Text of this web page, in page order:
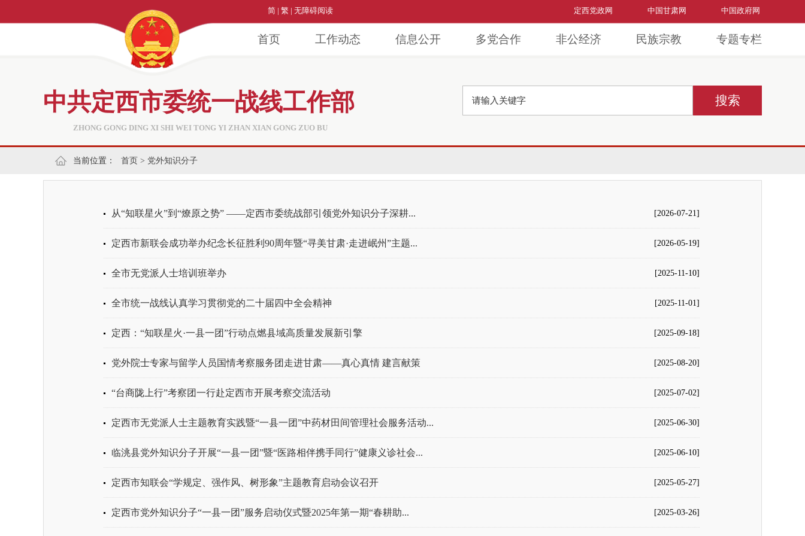
简 | 繁 | 无障碍阅读 中国政府网
中国甘肃网
定西党政网
首页 工作动态 信息公开 多党合作 非公经济 民族宗教 专题专栏
中共定西市委统一战线工作部
ZHONG GONG DING XI SHI WEI TONG YI ZHAN XIAN GONG ZUO BU
当前位置： 首页 > 党外知识分子
从“知联星火”到“燎原之势” ——定西市委统战部引领党外知识分子深耕... [2026-07-21]
定西市新联会成功举办纪念长征胜利90周年暨“寻美甘肃·走进岷州”主题... [2026-05-19]
全市无党派人士培训班举办 [2025-11-10]
全市统一战线认真学习贯彻党的二十届四中全会精神 [2025-11-01]
定西：“知联星火·一县一团”行动点燃县域高质量发展新引擎 [2025-09-18]
党外院士专家与留学人员国情考察服务团走进甘肃——真心真情 建言献策 [2025-08-20]
“台商陇上行”考察团一行赴定西市开展考察交流活动 [2025-07-02]
定西市无党派人士主题教育实践暨“一县一团”中药材田间管理社会服务活动... [2025-06-30]
临洮县党外知识分子开展“一县一团”暨“医路相伴携手同行”健康义诊社会... [2025-06-10]
定西市知联会“学规定、强作风、树形象”主题教育启动会议召开 [2025-05-27]
定西市党外知识分子“一县一团”服务启动仪式暨2025年第一期“春耕助... [2025-03-26]